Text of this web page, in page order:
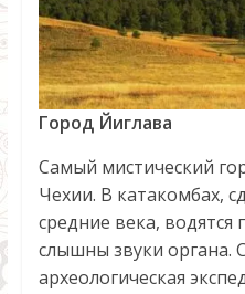
Город Йиглава
Самый мистический
Чехии. В катакомбах,
средние века, водятся
слышны звуки органа.
археологическая